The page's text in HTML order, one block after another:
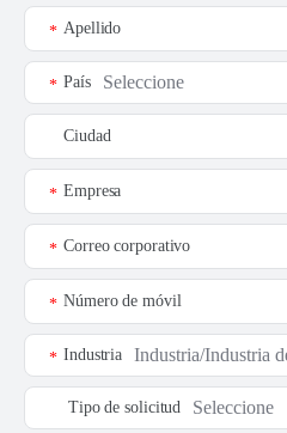
Apellido
*
País
*
Ciudad
Empresa
*
Correo corporativo
*
Número de móvil
*
Industria
*
Tipo de solicitud